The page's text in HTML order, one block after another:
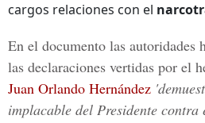
cargos relaciones con el
En el documento las autoridades
las declaraciones vertidas por el
Juan Orlando Hernández
implacable del Presidente